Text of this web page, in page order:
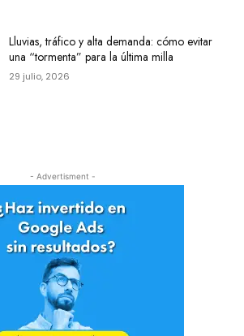
Lluvias, tráfico y alta demanda: cómo evitar
una “tormenta” para la última milla
29 julio, 2026
- Advertisment -